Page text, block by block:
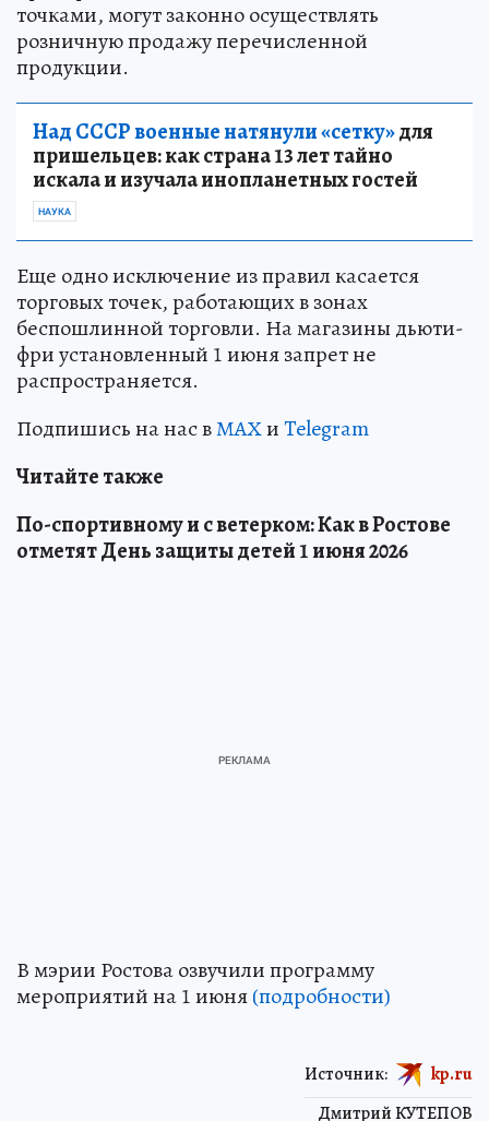
точками, могут законно осуществлять
розничную продажу перечисленной
продукции.
Над СССР военные натянули «сетку»для
пришельцев: как страна 13 лет тайно
искала и изучала инопланетных гостей
НАУКА
Еще одно исключение из правил касается
торговых точек, работающих в зонах
беспошлинной торговли. На магазины дьюти-
фри установленный 1 июня запрет не
распространяется.
Подпишись на нас вМАХиTelegram
Читайте также
По-спортивному и с ветерком: Как в Ростове
отметят День защиты детей 1 июня 2026
В мэрии Ростова озвучили программу
мероприятий на 1 июня(подробности)
Дмитрий КУТЕПОВ
Источник: kp.ru